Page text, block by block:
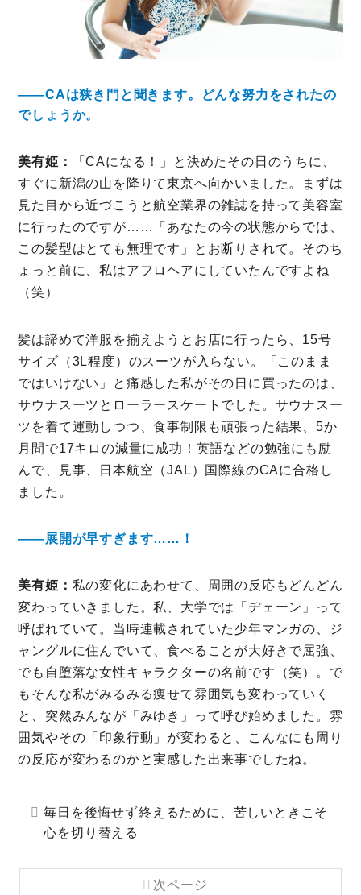
――CAは狭き門と聞きます。どんな努力をされたの
でしょうか。
美有姫：
「CAになる！」と決めたその日のうちに、
すぐに新潟の山を降りて東京へ向かいました。まずは
見た目から近づこうと航空業界の雑誌を持って美容室
に行ったのですが……「あなたの今の状態からでは、
この髪型はとても無理です」とお断りされて。そのち
ょっと前に、私はアフロヘアにしていたんですよね
（笑）
髪は諦めて洋服を揃えようとお店に行ったら、15号
サイズ（3L程度）のスーツが入らない。「このまま
ではいけない」と痛感した私がその日に買ったのは、
サウナスーツとローラースケートでした。サウナスー
ツを着て運動しつつ、食事制限も頑張った結果、5か
月間で17キロの減量に成功！英語などの勉強にも励
んで、見事、日本航空（JAL）国際線のCAに合格し
ました。
――展開が早すぎます……！
美有姫： 私の変化にあわせて、周囲の反応もどんどん
変わっていきました。私、大学では「ヂェーン」って
呼ばれていて。当時連載されていた少年マンガの、ジ
ャングルに住んでいて、食べることが大好きで屈強、
でも自堕落な女性キャラクターの名前です（笑）。で
もそんな私がみるみる痩せて雰囲気も変わっていく
と、突然みんなが「みゆき」って呼び始めました。雰
囲気やその「印象行動」が変わると、こんなにも周り
の反応が変わるのかと実感した出来事でしたね。
毎日を後悔せず終えるために、苦しいときこそ
心を切り替える
次ページ